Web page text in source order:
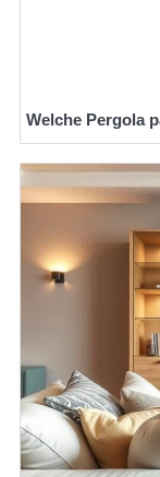
Welche Pergola